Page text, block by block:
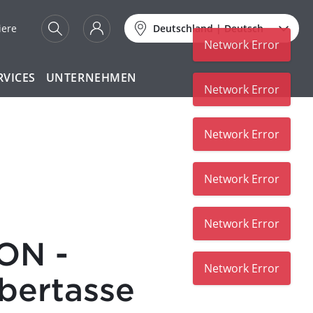
Deutschland|Deutsch
UNTERNEHMEN
-
Network Error